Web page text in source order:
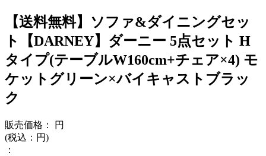
【送料無料】ソファ&ダイニングセッ
ト【DARNEY】ダーニー 5点セット H
タイプ(テーブルW160cm+チェア×4) モ
ケットグリーン×バイキャストブラッ
ク
販売価格：
円
(税込： 円)
：